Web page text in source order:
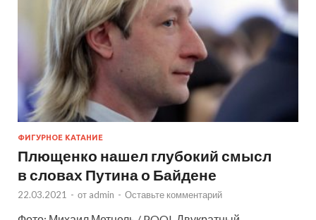
ФИГУРНОЕ КАТАНИЕ
Плющенко нашел глубокий смысл
в словах Путина о Байдене
22.03.2021 - от admin - Оставьте комментарий